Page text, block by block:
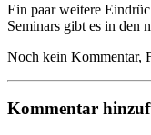
Ein paar weitere
Seminars gibt es in den
Noch kein Kommentar,
Kommentar